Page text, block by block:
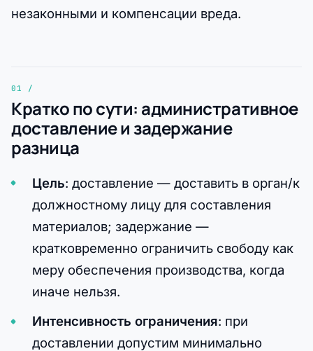
незаконными и компенсации вреда.
Кратко по сути: административное
доставление и задержание
разница
Цель: доставление — доставить в орган/к
должностному лицу для составления
материалов; задержание —
кратковременно ограничить свободу как
меру обеспечения производства, когда
иначе нельзя.
Интенсивность ограничения: при
доставлении допустим минимально